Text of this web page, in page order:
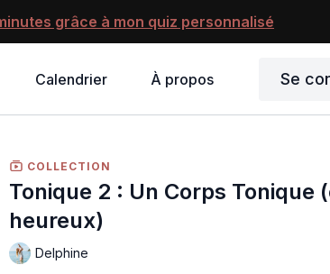
grâce à mon quiz personnalisé
Calendrier À propos Se
COLLECTION
Tonique 2 : Un Corps Tonique
heureux)
Delphine